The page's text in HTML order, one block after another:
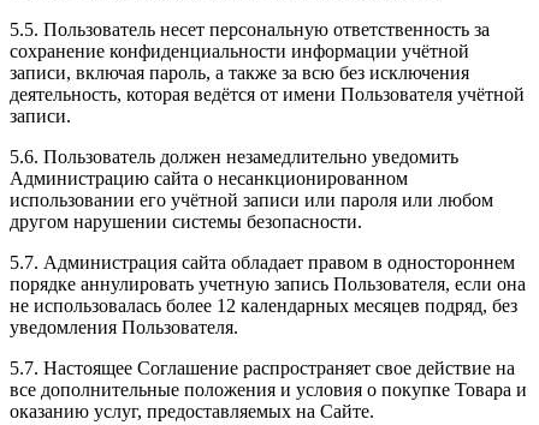
5.5. Пользователь несет персональную ответственность за
сохранение конфиденциальности информации учётной
записи, включая пароль, а также за всю без исключения
деятельность, которая ведётся от имени Пользователя учётной
записи.
5.6. Пользователь должен незамедлительно уведомить
Администрацию сайта о несанкционированном
использовании его учётной записи или пароля или любом
другом нарушении системы безопасности.
5.7. Администрация сайта обладает правом в одностороннем
порядке аннулировать учетную запись Пользователя, если она
не использовалась более 12 календарных месяцев подряд, без
уведомления Пользователя.
5.7. Настоящее Соглашение распространяет свое действие на
все дополнительные положения и условия о покупке Товара и
оказанию услуг, предоставляемых на Сайте.